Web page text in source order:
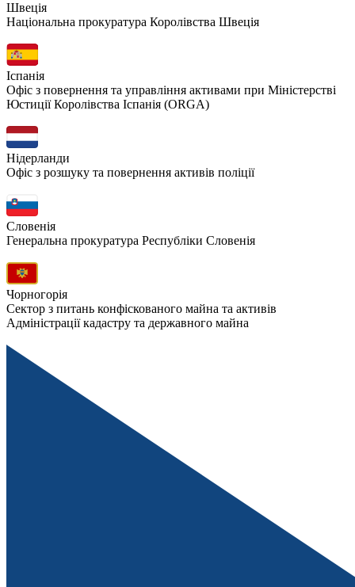
Швеція
Національна прокуратура Королівства Швеція
Іспанія
Офіс з повернення та управління активами при Міністерстві
Юстиції Королівства Іспанія (ORGA)
Нідерланди
Офіс з розшуку та повернення активів поліції
Словенія
Генеральна прокуратура Республіки Словенія
Чорногорія
Сектор з питань конфіскованого майна та активів
Адміністрації кадастру та державного майна